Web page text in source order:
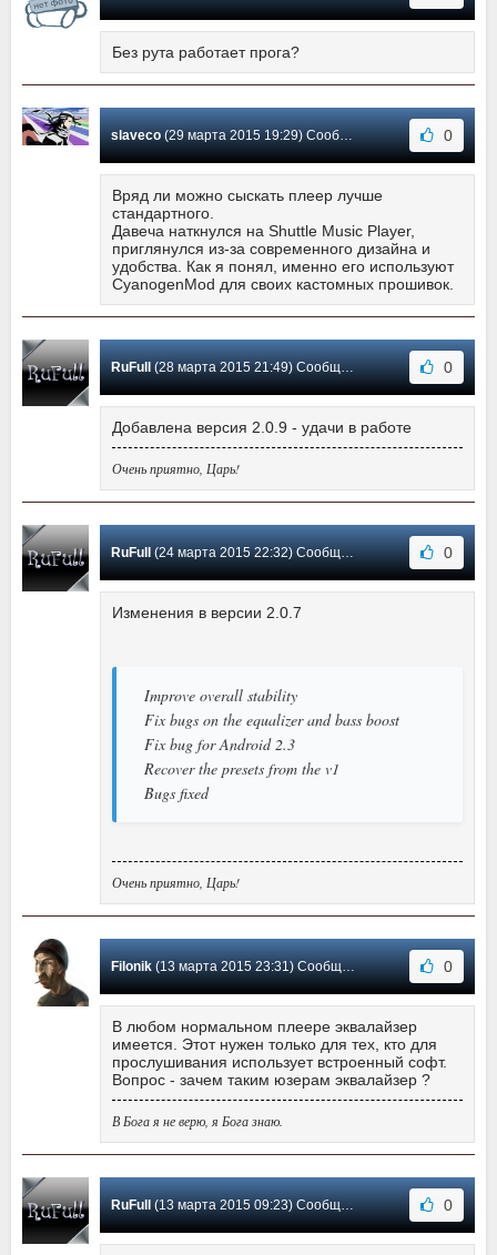
Без рута работает прога?
slaveco(29 марта 2015 19:29) Сообщение #21 0
Вряд ли можно сыскать плеер лучше
стандартного.
Давеча наткнулся на Shuttle Music Player,
приглянулся из-за современного дизайна и
удобства. Как я понял, именно его используют
CyanogenMod для своих кастомных прошивок.
RuFull (28 марта 2015 21:49) Сообщение #20 0
Добавлена версия 2.0.9 - удачи в работе
Очень приятно, Царь!
RuFull (24 марта 2015 22:32) Сообщение #19 0
Изменения в версии 2.0.7
Improve overall stability
Fix bugs on the equalizer and bass boost
Fix bug for Android 2.3
Recover the presets from the v1
Bugs fixed
Очень приятно, Царь!
Filonik(13 марта 2015 23:31) Сообщение #18 0
В любом нормальном плеере эквалайзер
имеется. Этот нужен только для тех, кто для
прослушивания использует встроенный софт.
Вопрос - зачем таким юзерам эквалайзер ?
В Бога я не верю, я Бога знаю.
RuFull (13 марта 2015 09:23) Сообщение #17 0